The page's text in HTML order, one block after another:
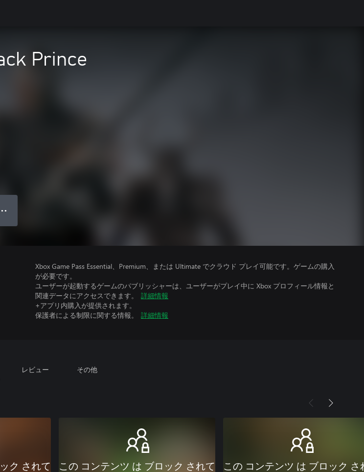
Prince
● ●
Xbox Game Pass Essential、Premium、または Ultimate でクラウド プレイ可能です。ゲームの購入
が必要です。
ユーザーが起動するゲームのパブリッシャーは、ユーザーがプレイ中に Xbox プロフィール情報と
関連データにアクセスできます。
詳細情報
+アプリ内購入が提供されます。
保護者による制限に関する情報。
詳細情報
レビュー その他
ク されて
この コンテンツ は ブロック されて
この コンテンツ は ブロック さ